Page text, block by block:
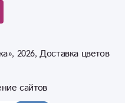
2026, Доставка цветов
сайтов